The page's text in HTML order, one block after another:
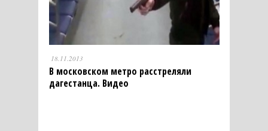
18.11.2013
В московском метро расстреляли
дагестанца. Видео